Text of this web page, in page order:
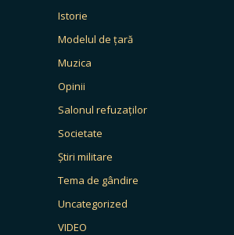
Istorie
Modelul de țară
Muzica
Opinii
Salonul refuzaților
Societate
Știri militare
Tema de gândire
Uncategorized
VIDEO